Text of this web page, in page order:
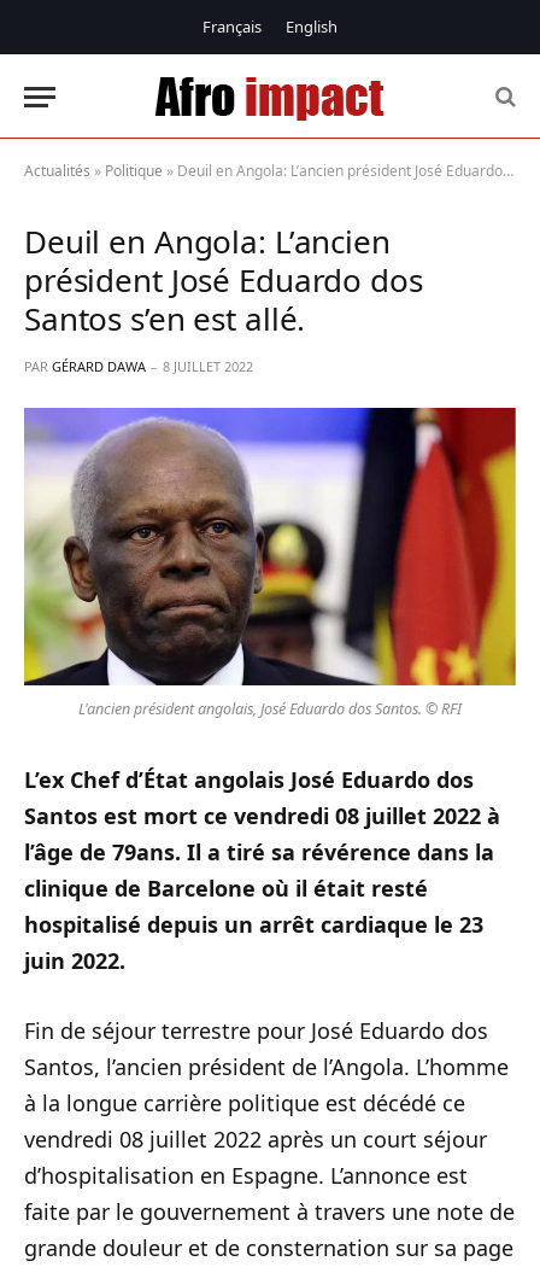
Français English
Actualités » Politique » Deuil en Angola: L’ancien président José Eduardo dos Santos s’en est allé.
Deuil en Angola: L’ancien
président José Eduardo dos
Santos s’en est allé.
PAR GÉRARD DAWA 8 JUILLET 2022
L'ancien président angolais, José Eduardo dos Santos. © RFI
L’ex Chef d’État angolais José Eduardo dos
Santos est mort ce vendredi 08 juillet 2022 à
l’âge de 79ans. Il a tiré sa révérence dans la
clinique de Barcelone où il était resté
hospitalisé depuis un arrêt cardiaque le 23
juin 2022.
Fin de séjour terrestre pour José Eduardo dos
Santos, l’ancien président de l’Angola. L’homme
à la longue carrière politique est décédé ce
vendredi 08 juillet 2022 après un court séjour
d’hospitalisation en Espagne. L’annonce est
faite par le gouvernement à travers une note de
grande douleur et de consternation sur sa page